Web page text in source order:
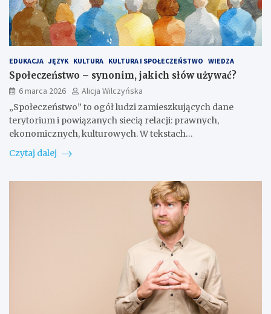
EDUKACJA JĘZYK KULTURA KULTURA I SPOŁECZEŃSTWO WIEDZA
Społeczeństwo – synonim, jakich słów używać?
6 marca 2026
Alicja Wilczyńska
„Społeczeństwo” to ogół ludzi zamieszkujących dane
terytorium i powiązanych siecią relacji: prawnych,
ekonomicznych, kulturowych. W tekstach…
Czytaj dalej